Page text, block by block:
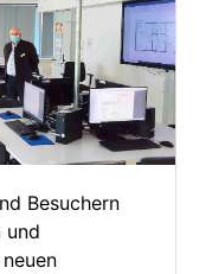
Besuchern
und